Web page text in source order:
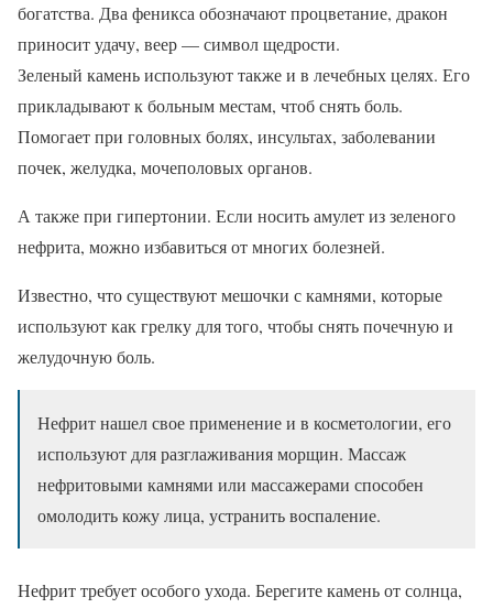
богатства. Два феникса обозначают процветание, дракон
приносит удачу, веер — символ щедрости.
Зеленый камень используют также и в лечебных целях. Его
прикладывают к больным местам, чтоб снять боль.
Помогает при головных болях, инсультах, заболевании
почек, желудка, мочеполовых органов.
А также при гипертонии. Если носить амулет из зеленого
нефрита, можно избавиться от многих болезней.
Известно, что существуют мешочки с камнями, которые
используют как грелку для того, чтобы снять почечную и
желудочную боль.
Нефрит нашел свое применение и в косметологии, его
используют для разглаживания морщин. Массаж
нефритовыми камнями или массажерами способен
омолодить кожу лица, устранить воспаление.
Нефрит требует особого ухода. Берегите камень от солнца,